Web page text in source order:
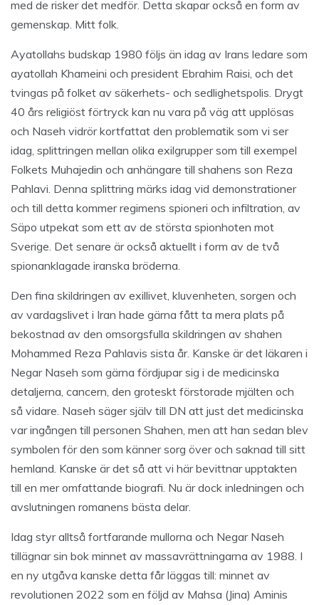
med de risker det medför. Detta skapar också en form av
gemenskap. Mitt folk.
Ayatollahs budskap 1980 följs än idag av Irans ledare som
ayatollah Khameini och president Ebrahim Raisi, och det
tvingas på folket av säkerhets- och sedlighetspolis. Drygt
40 års religiöst förtryck kan nu vara på väg att upplösas
och Naseh vidrör kortfattat den problematik som vi ser
idag, splittringen mellan olika exilgrupper som till exempel
Folkets Muhajedin och anhängare till shahens son Reza
Pahlavi. Denna splittring märks idag vid demonstrationer
och till detta kommer regimens spioneri och infiltration, av
Säpo utpekat som ett av de största spionhoten mot
Sverige. Det senare är också aktuellt i form av de två
spionanklagade iranska bröderna.
Den fina skildringen av exillivet, kluvenheten, sorgen och
av vardagslivet i Iran hade gärna fått ta mera plats på
bekostnad av den omsorgsfulla skildringen av shahen
Mohammed Reza Pahlavis sista år. Kanske är det läkaren i
Negar Naseh som gärna fördjupar sig i de medicinska
detaljerna, cancern, den groteskt förstorade mjälten och
så vidare. Naseh säger själv till DN att just det medicinska
var ingången till personen Shahen, men att han sedan blev
symbolen för den som känner sorg över och saknad till sitt
hemland. Kanske är det så att vi här bevittnar upptakten
till en mer omfattande biografi. Nu är dock inledningen och
avslutningen romanens bästa delar.
Idag styr alltså fortfarande mullorna och Negar Naseh
tillägnar sin bok minnet av massavrättningarna av 1988. I
en ny utgåva kanske detta får läggas till: minnet av
revolutionen 2022 som en följd av Mahsa (Jina) Aminis